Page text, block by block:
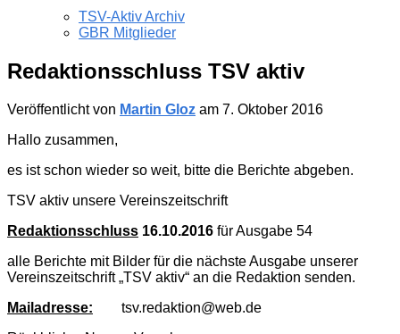
TSV-Aktiv Archiv
GBR Mitglieder
Redaktionsschluss TSV aktiv
Veröffentlicht von Martin Gloz am 7. Oktober 2016
Hallo zusammen,
es ist schon wieder so weit, bitte die Berichte abgeben.
TSV aktiv unsere Vereinszeitschrift
Redaktionsschluss 16.10.2016 für Ausgabe 54
alle Berichte mit Bilder für die nächste Ausgabe unserer
Vereinszeitschrift „TSV aktiv“ an die Redaktion senden.
Mailadresse:
tsv.redaktion@web.de